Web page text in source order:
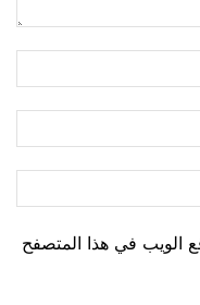
الويب في هذا المتصفح